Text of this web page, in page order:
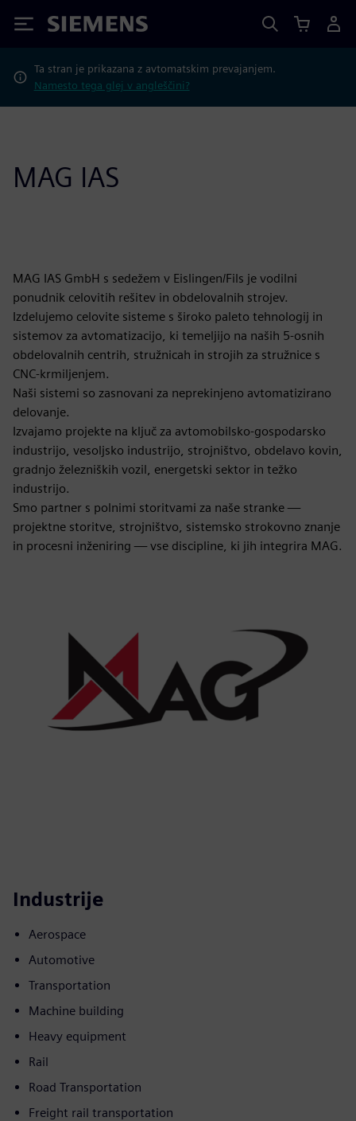
Siemens
Ta stran je prikazana z avtomatskim prevajanjem.
Namesto tega glej v angleščini?
MAG IAS
MAG IAS GmbH s sedežem v Eislingen/Fils je vodilni
ponudnik celovitih rešitev in obdelovalnih strojev.
Izdelujemo celovite sisteme s široko paleto tehnologij in
sistemov za avtomatizacijo, ki temeljijo na naših 5-osnih
obdelovalnih centrih, stružnicah in strojih za stružnice s
CNC-krmiljenjem.
Naši sistemi so zasnovani za neprekinjeno avtomatizirano
delovanje.
Izvajamo projekte na ključ za avtomobilsko-gospodarsko
industrijo, vesoljsko industrijo, strojništvo, obdelavo kovin,
gradnjo železniških vozil, energetski sektor in težko
industrijo.
Smo partner s polnimi storitvami za naše stranke —
projektne storitve, strojništvo, sistemsko strokovno znanje
in procesni inženiring — vse discipline, ki jih integrira MAG.
Industrije
Aerospace
Automotive
Transportation
Machine building
Heavy equipment
Rail
Road Transportation
Freight rail transportation